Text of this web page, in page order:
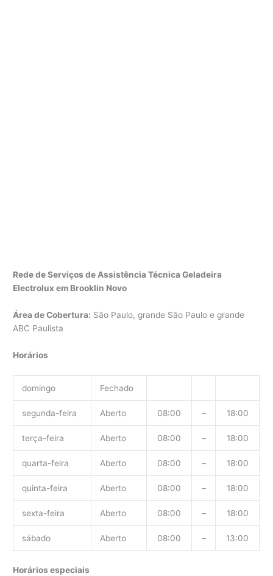
Rede de Serviços de Assistência Técnica Geladeira
Electrolux em Brooklin Novo
Área de Cobertura: São Paulo, grande São Paulo e grande
ABC Paulista
Horários
domingo Fechado
segunda-feira Aberto 08:00 – 18:00
terça-feira Aberto 08:00 – 18:00
quarta-feira Aberto 08:00 – 18:00
quinta-feira Aberto 08:00 – 18:00
sexta-feira Aberto 08:00 – 18:00
sábado Aberto 08:00 – 13:00
Horários especiais